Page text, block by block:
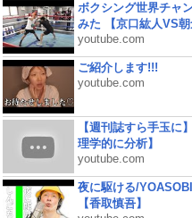
ボクシング世界チャ
みた 【京口紘人VS
youtube.com
ご紹介します!!!
youtube.com
【週刊誌すら手玉に
理学的に分析】
youtube.com
夜に駆ける/
【香取慎吾】